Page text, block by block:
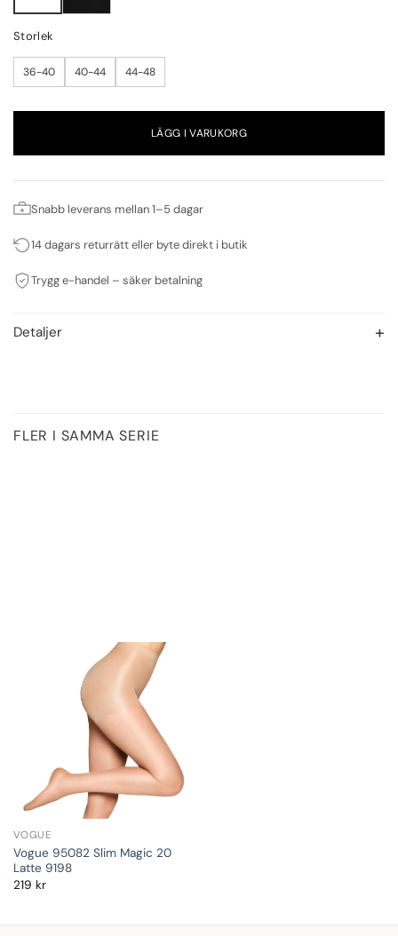
Storlek
36-40 40-44 44-48
LÄGG I VARUKORG
Snabb leverans mellan 1–5 dagar
14 dagars returrätt eller byte direkt i butik
Trygg e-handel – säker betalning
Detaljer
FLER I SAMMA SERIE
VOGUE
Vogue 95082 Slim Magic 20
Latte 9198
219 kr